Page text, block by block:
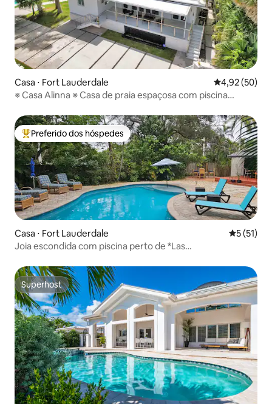
Casa ⋅ Fort Lauderdale 4,92 de uma
4,92 (50)
※ Casa Alinna ※ Casa de praia espaçosa com piscina
Entre os melhores preferidos dos hóspedes
Preferido dos hóspedes
Casa ⋅ Fort Lauderdale 5 de uma
5 (51)
Joia escondida com piscina perto de *Las
Superhost
Superhost